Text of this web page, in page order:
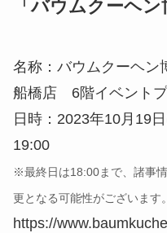
「バウムクーヘ
名称：バウムクーヘ
船橋店 6階イベント
日時：2023年10月19
19:00
※最終日は18:00まで、諸事
更となる可能性がございます。
https://